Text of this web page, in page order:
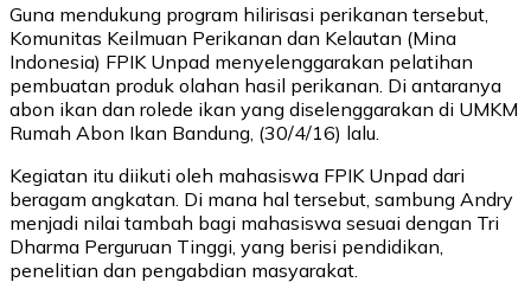
Guna mendukung program hilirisasi perikanan tersebut,
Komunitas Keilmuan Perikanan dan Kelautan (Mina
Indonesia) FPIK Unpad menyelenggarakan pelatihan
pembuatan produk olahan hasil perikanan. Di antaranya
abon ikan dan rolede ikan yang diselenggarakan di UMKM
Rumah Abon Ikan Bandung, (30/4/16) lalu.
Kegiatan itu diikuti oleh mahasiswa FPIK Unpad dari
beragam angkatan. Di mana hal tersebut, sambung Andry
menjadi nilai tambah bagi mahasiswa sesuai dengan Tri
Dharma Perguruan Tinggi, yang berisi pendidikan,
penelitian dan pengabdian masyarakat.